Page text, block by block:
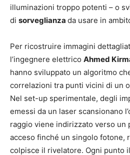
illuminazioni troppo potenti – o
di sorveglianza da usare in
Per ricostruire immagini
l’ingegnere elettrico Ahmed
hanno sviluppato un algoritmo
correlazioni tra punti vicini di un
Nel set-up sperimentale, degli
emessi da un laser scansionano
raggio viene indirizzato verso un
acceso finché un singolo fotone,
colpisce il rivelatore. Ogni punto